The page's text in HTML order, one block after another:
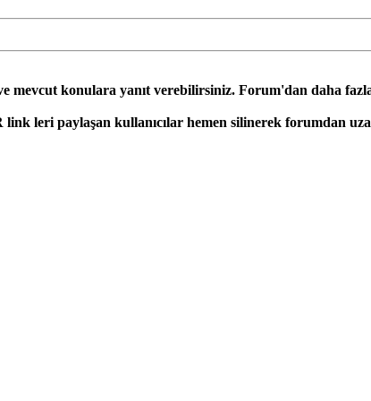
konulara yanıt verebilirsiniz. Forum'dan daha
leri paylaşan kullanıcılar hemen silinerek forumdan